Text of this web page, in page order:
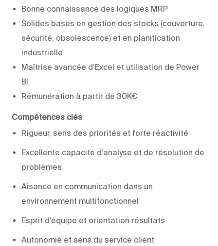
Bonne connaissance des logiques MRP
Solides bases en gestion des stocks (couverture,
sécurité, obsolescence) et en planification
industrielle
Maîtrise avancée d’Excel et utilisation de Power
BI
Rémunération à partir de 30K€
Compétences clés
Rigueur, sens des priorités et forte réactivité
Excellente capacité d’analyse et de résolution de
problèmes
Aisance en communication dans un
environnement multifonctionnel
Esprit d’équipe et orientation résultats
Autonomie et sens du service client